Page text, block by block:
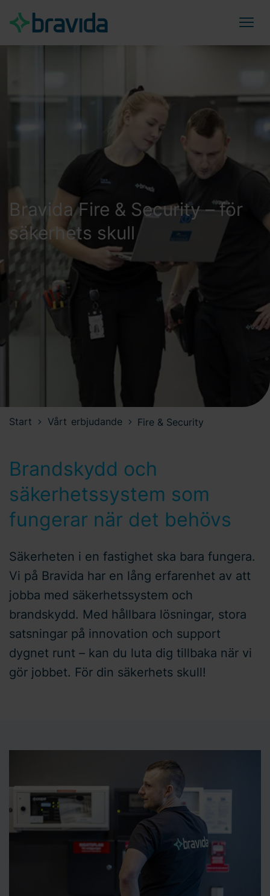
Bravida Fire & Security – för
säkerhets skull
Start Vårt erbjudande Fire & Security
Brandskydd och
säkerhetssystem som
fungerar när det behövs
Säkerheten i en fastighet ska bara fungera.
Vi på Bravida har en lång erfarenhet av att
jobba med säkerhetssystem och
brandskydd. Med hållbara lösningar, stora
satsningar på innovation och support
dygnet runt – kan du luta dig tillbaka när vi
gör jobbet. För din säkerhets skull!